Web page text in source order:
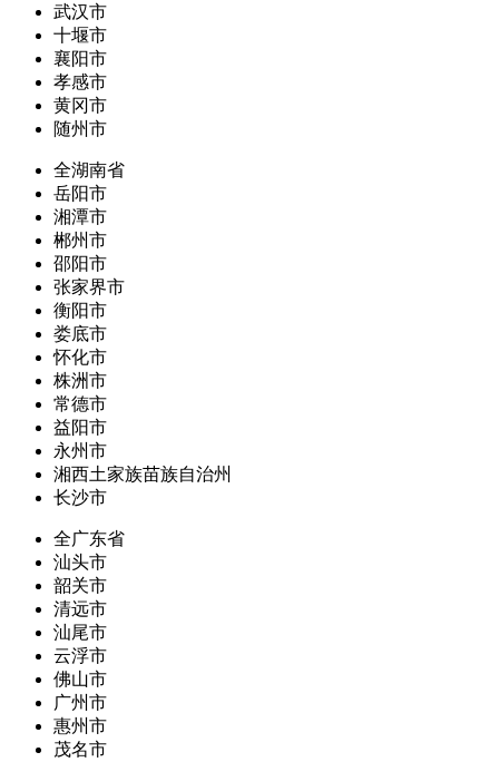
武汉市
十堰市
襄阳市
孝感市
黄冈市
随州市
全湖南省
岳阳市
湘潭市
郴州市
邵阳市
张家界市
衡阳市
娄底市
怀化市
株洲市
常德市
益阳市
永州市
湘西土家族苗族自治州
长沙市
全广东省
汕头市
韶关市
清远市
汕尾市
云浮市
佛山市
广州市
惠州市
茂名市